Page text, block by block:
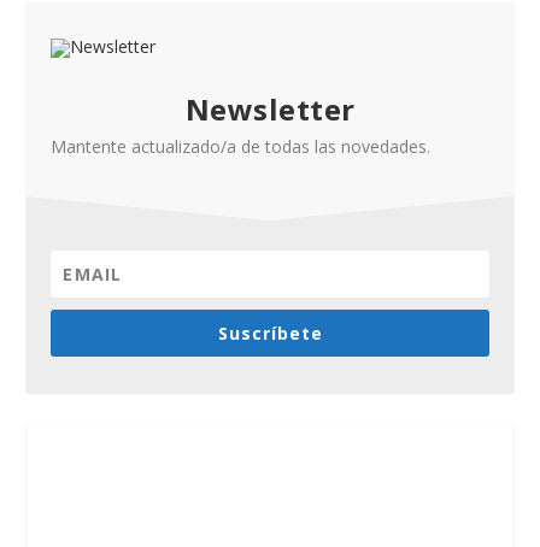
Newsletter
Mantente actualizado/a de todas las novedades.
Suscríbete